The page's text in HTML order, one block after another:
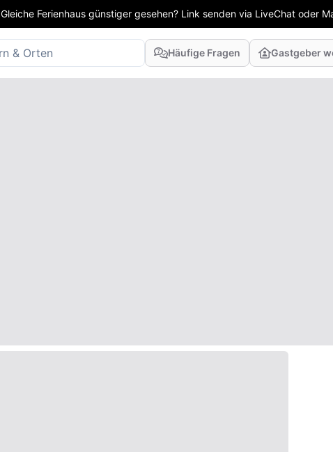
Gleiche Ferienhaus günstiger gesehen? Link senden via LiveChat oder
Häufige Fragen Gastgeber